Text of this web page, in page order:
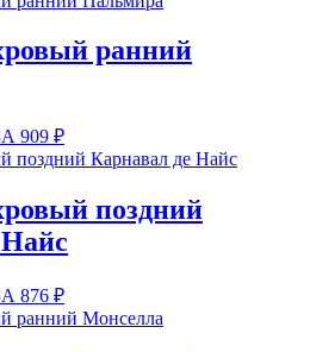
ранний
909 ₽
поздний
876 ₽